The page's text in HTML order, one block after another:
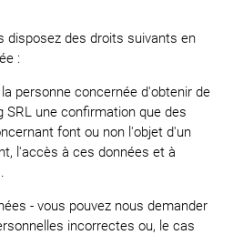
disposez des droits suivants en
:
personne concernée d'obtenir de
SRL une confirmation que des
font ou non l'objet d'un
l'accès à ces données et à
- vous pouvez nous demander
incorrectes ou, le cas